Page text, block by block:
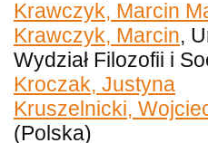
Krawczyk, Marcin
Krawczyk, Marcin,
Wydział Filozofii i
Kroczak, Justyna
Kruszelnicki,
(Polska)